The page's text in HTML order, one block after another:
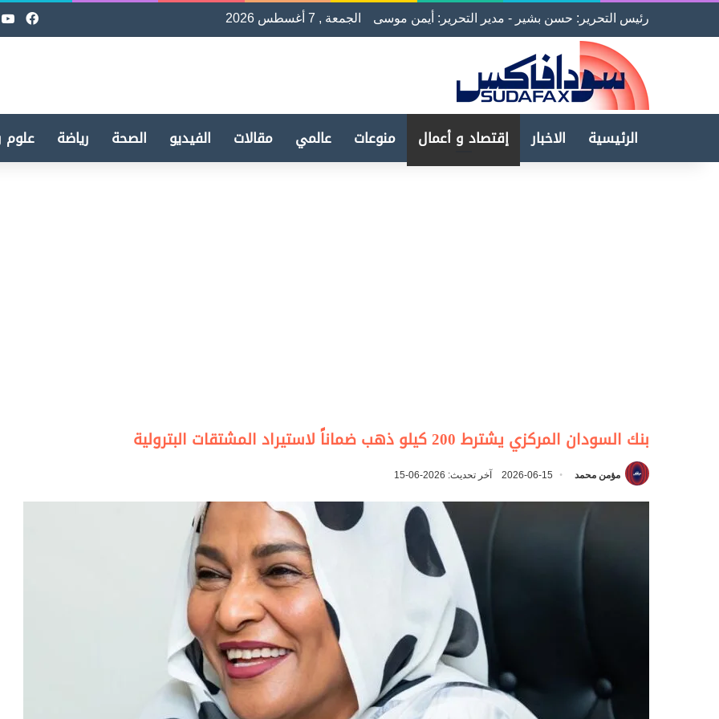
رئيس التحرير: حسن بشير - مدير التحرير: أيمن موسى الجمعة , 7 أغسطس 2026
الرئيسية الاخبار إقتصاد و أعمال منوعات عالمي مقالات الفيديو الصحة رياضة علوم
بنك السودان المركزي يشترط 200 كيلو ذهب ضماناً لاستيراد المشتقات البترولية
مؤمن محمد 2026-06-15 آخر تحديث: 2026-06-15